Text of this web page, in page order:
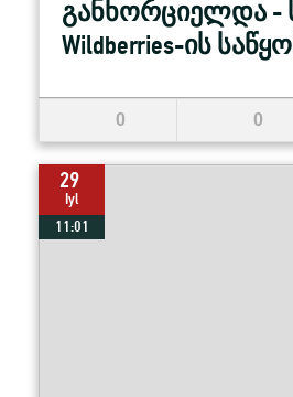
განხორციელდა -
Wildberries-ის
0 0
29
Iyl
11:01